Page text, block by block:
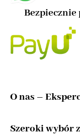
Bezpiecznie
O nas –
Witaj w
Szeroki wybór